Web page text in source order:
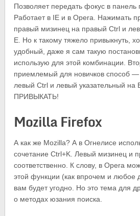
Позволяет передать фокус в панель
Работает в IE и в Opera. Нажимать
правый мизинец на правый Ctrl и
E. Но к такому тяжело привыкнуть,
удобный, даже я сам такую
использую для этой комбинации.
приемлемый для новичков способ
левый Ctrl и левый указательный
ПРИВЫКАТЬ!
Mozilla Firefox
А как же Mozilla? А в Огнелисе
сочетание Ctrl+K. Левый мизинец и
соответственно. К слову, в Opera
этой функции (как впрочем и любое
вам будет угодно. Но это тема для
о методах юзания поиска.